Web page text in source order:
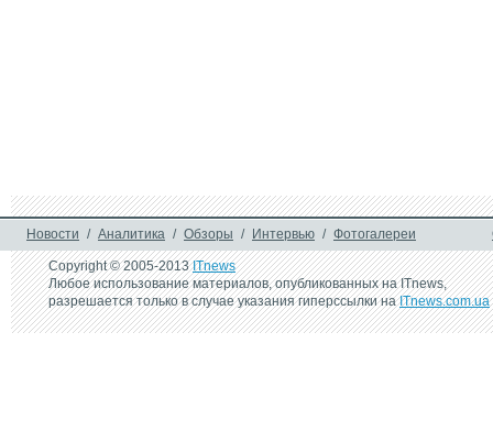
Новости / Аналитика / Обзоры / Интервью / Фотогалереи
Copyright © 2005-2013ITnews
Любое использование материалов, опубликованных на ITnews,
разрешается только в случае указания гиперссылки наITnews.com.ua